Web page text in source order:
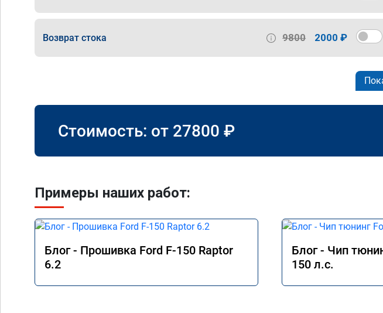
Возврат стока 9800 2000 ₽
Стоимость: от 27800 ₽
Примеры наших работ:
Блог - Прошивка Ford F-150 Raptor
6.2
Блог - Чип
150 л.с.